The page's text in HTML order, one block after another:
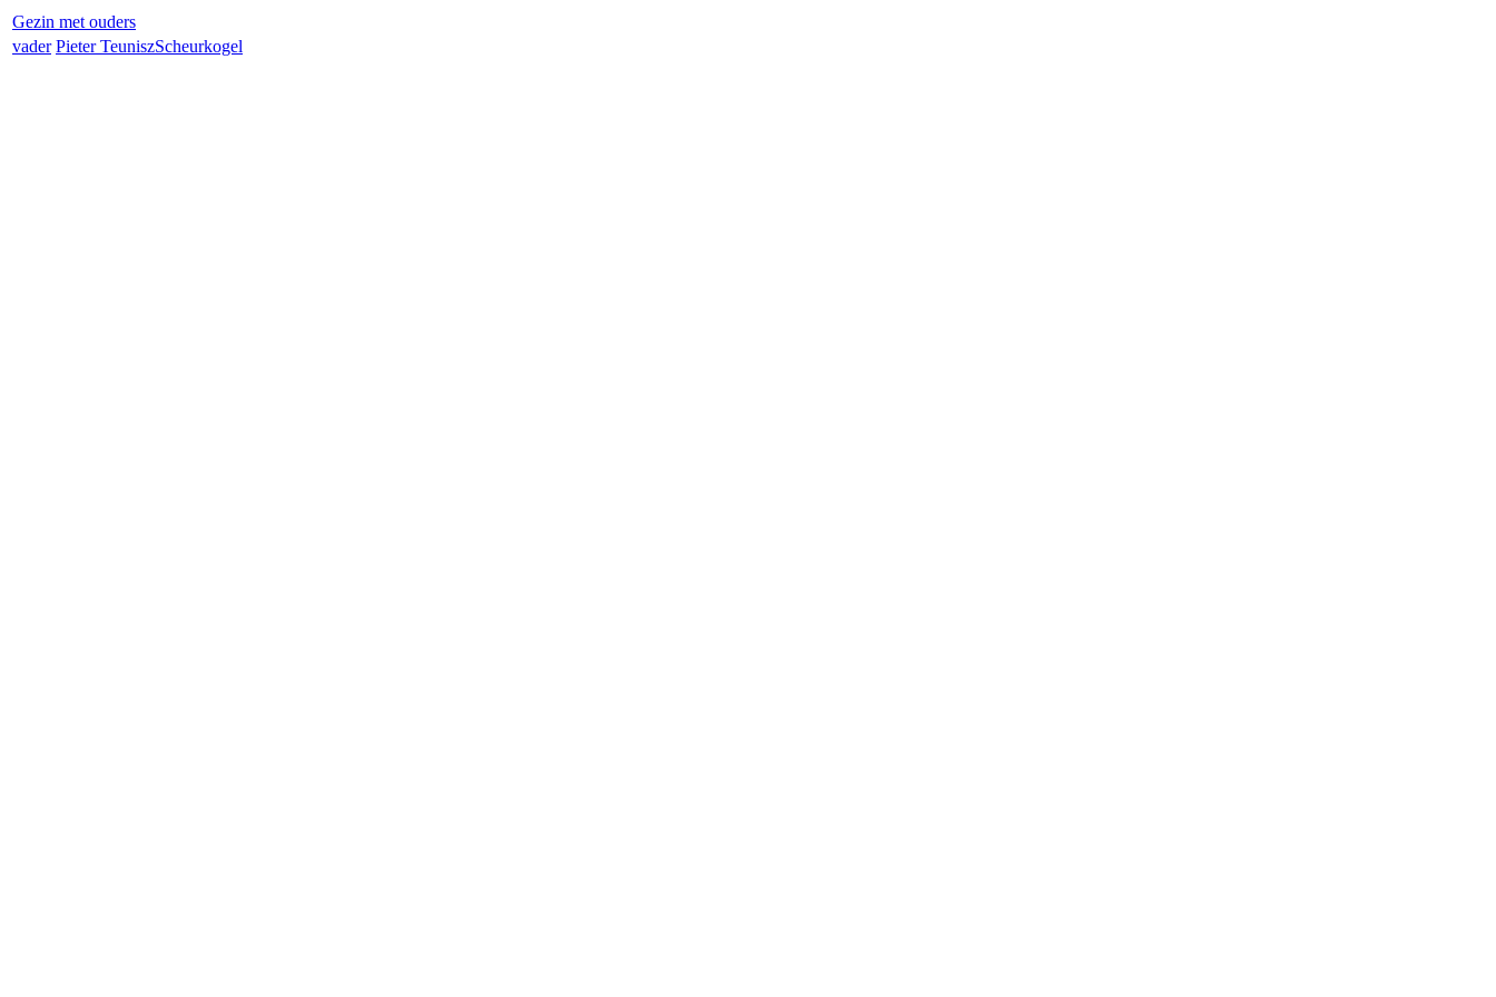
Gezin met ouders
vader Pieter TeuniszScheurkogel